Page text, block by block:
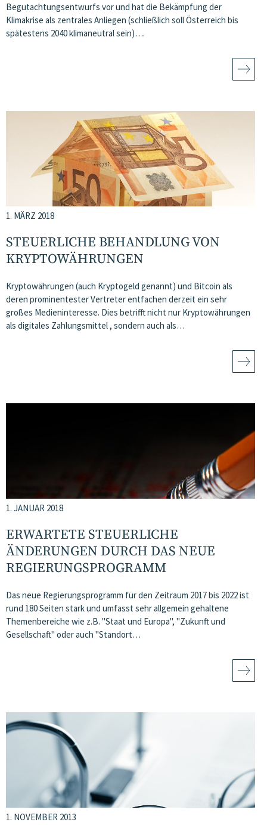
Begutachtungsentwurfs vor und hat die Bekämpfung der
Klimakrise als zentrales Anliegen (schließlich soll Österreich bis
spätestens 2040 klimaneutral sein)….
1. MÄRZ 2018
STEUERLICHE BEHANDLUNG VON
KRYPTOWÄHRUNGEN
Kryptowährungen (auch Kryptogeld genannt) und Bitcoin als
deren prominentester Vertreter entfachen derzeit ein sehr
großes Medieninteresse. Dies betrifft nicht nur Kryptowährungen
als digitales Zahlungsmittel , sondern auch als…
1. JANUAR 2018
ERWARTETE STEUERLICHE
ÄNDERUNGEN DURCH DAS NEUE
REGIERUNGSPROGRAMM
Das neue Regierungsprogramm für den Zeitraum 2017 bis 2022 ist
rund 180 Seiten stark und umfasst sehr allgemein gehaltene
Themenbereiche wie z.B. "Staat und Europa", "Zukunft und
Gesellschaft" oder auch "Standort…
1. NOVEMBER 2013